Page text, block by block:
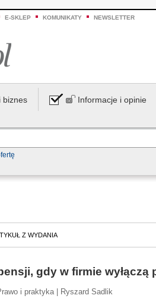
E-SKLEP KOMUNIKATY NEWSLETTER
biznes Informacje i opinie
Z WYDANIA
gdy w firmie wyłączą
i praktyka | Ryszard Sadlik